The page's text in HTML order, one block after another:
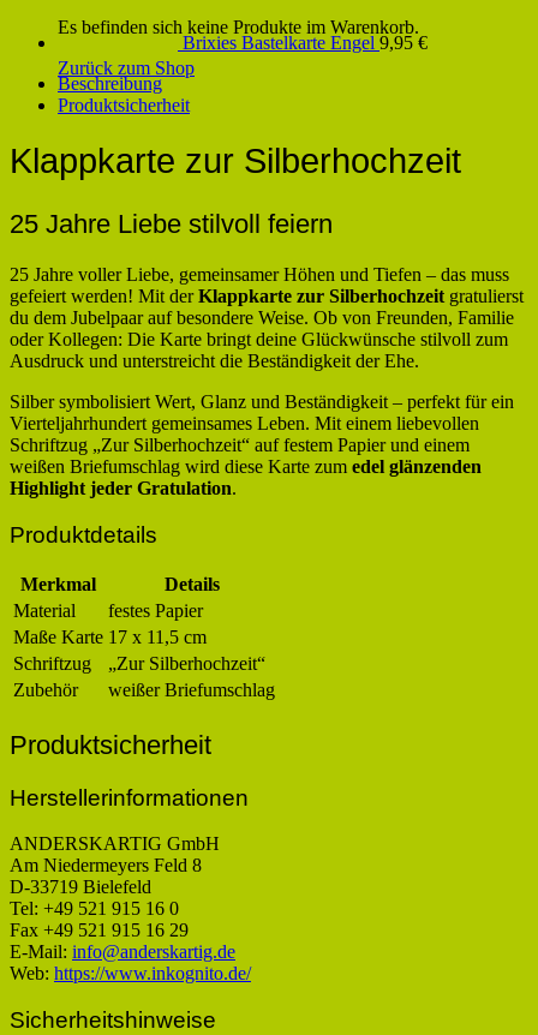
Es befinden sich keine Produkte im Warenkorb.
Zurück zum Shop
Brixies Bastelkarte Engel 9,95 €
Beschreibung
Produktsicherheit
Klappkarte zur Silberhochzeit
25 Jahre Liebe stilvoll feiern
25 Jahre voller Liebe, gemeinsamer Höhen und Tiefen – das muss
gefeiert werden! Mit derKlappkarte zur Silberhochzeit gratulierst
du dem Jubelpaar auf besondere Weise. Ob von Freunden, Familie
oder Kollegen: Die Karte bringt deine Glückwünsche stilvoll zum
Ausdruck und unterstreicht die Beständigkeit der Ehe.
Silber symbolisiert Wert, Glanz und Beständigkeit – perfekt für ein
Vierteljahrhundert gemeinsames Leben. Mit einem liebevollen
Schriftzug „Zur Silberhochzeit“ auf festem Papier und einem
weißen Briefumschlag wird diese Karte zum edel glänzenden
Highlight jeder Gratulation.
Produktdetails
Merkmal
Details
Material
festes Papier
Maße Karte 17 x 11,5 cm
Schriftzug
„Zur Silberhochzeit“
Zubehör
weißer Briefumschlag
Produktsicherheit
Herstellerinformationen
ANDERSKARTIG GmbH
Am Niedermeyers Feld 8
D-33719 Bielefeld
Tel: +49 521 915 16 0
Fax +49 521 915 16 29
E-Mail: info@anderskartig.de
Web: https://www.inkognito.de/
Sicherheitshinweise